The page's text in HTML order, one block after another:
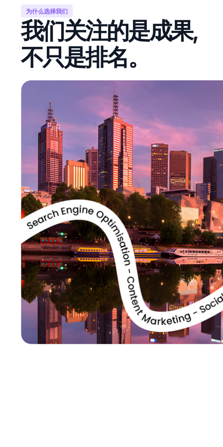
为什么选择我们
我们关注的是成果,
不只是排名。